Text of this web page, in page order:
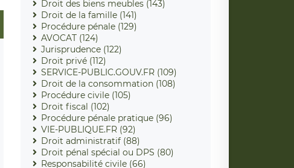
Droit des biens meubles (143)
Droit de la famille (141)
Procédure pénale (129)
AVOCAT (124)
Jurisprudence (122)
Droit privé (112)
SERVICE-PUBLIC.GOUV.FR (109)
Droit de la consommation (108)
Procédure civile (105)
Droit fiscal (102)
Procédure pénale pratique (96)
VIE-PUBLIQUE.FR (92)
Droit administratif (88)
Droit pénal spécial ou DPS (80)
Responsabilité civile (66)